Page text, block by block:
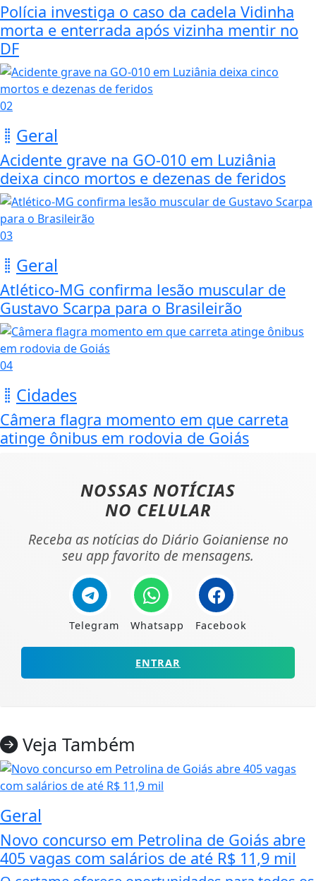
Polícia investiga o caso da cadela Vidinha
morta e enterrada após vizinha mentir no
DF
02
Geral
Acidente grave na GO-010 em Luziânia
deixa cinco mortos e dezenas de feridos
03
Geral
Atlético-MG confirma lesão muscular de
Gustavo Scarpa para o Brasileirão
04
Cidades
Câmera flagra momento em que carreta
atinge ônibus em rodovia de Goiás
NOSSAS NOTÍCIAS
NO CELULAR
Receba as notícias do Diário Goianiense no
seu app favorito de mensagens.
Telegram Whatsapp Facebook
ENTRAR
Veja Também
Geral
Novo concurso em Petrolina de Goiás abre
405 vagas com salários de até R$ 11,9 mil